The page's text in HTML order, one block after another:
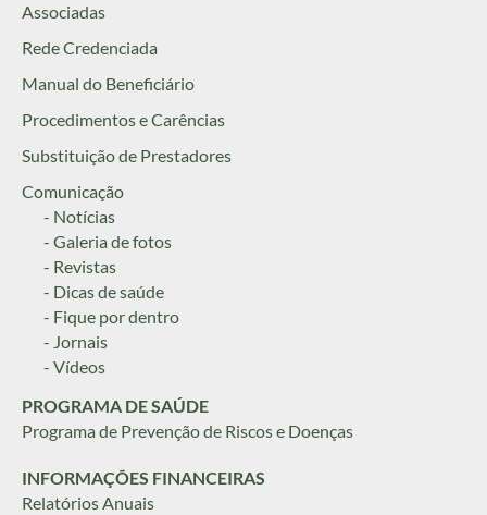
Associadas
Rede Credenciada
Manual do Beneficiário
Procedimentos e Carências
Substituição de Prestadores
Comunicação
- Notícias
- Galeria de fotos
- Revistas
- Dicas de saúde
- Fique por dentro
- Jornais
- Vídeos
PROGRAMA DE SAÚDE
Programa de Prevenção de Riscos e Doenças
INFORMAÇÕES FINANCEIRAS
Relatórios Anuais